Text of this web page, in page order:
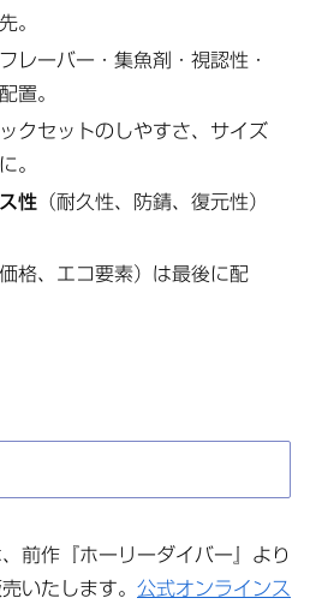
。
フレーバー・集魚剤・視認性・
置。
ックセットのしやすさ、サイズ
。
性 （耐久性、防錆、復元性）
価格、エコ要素）は最後に配
前作『ホーリーダイバー』より
いたします。 公式オンラインス